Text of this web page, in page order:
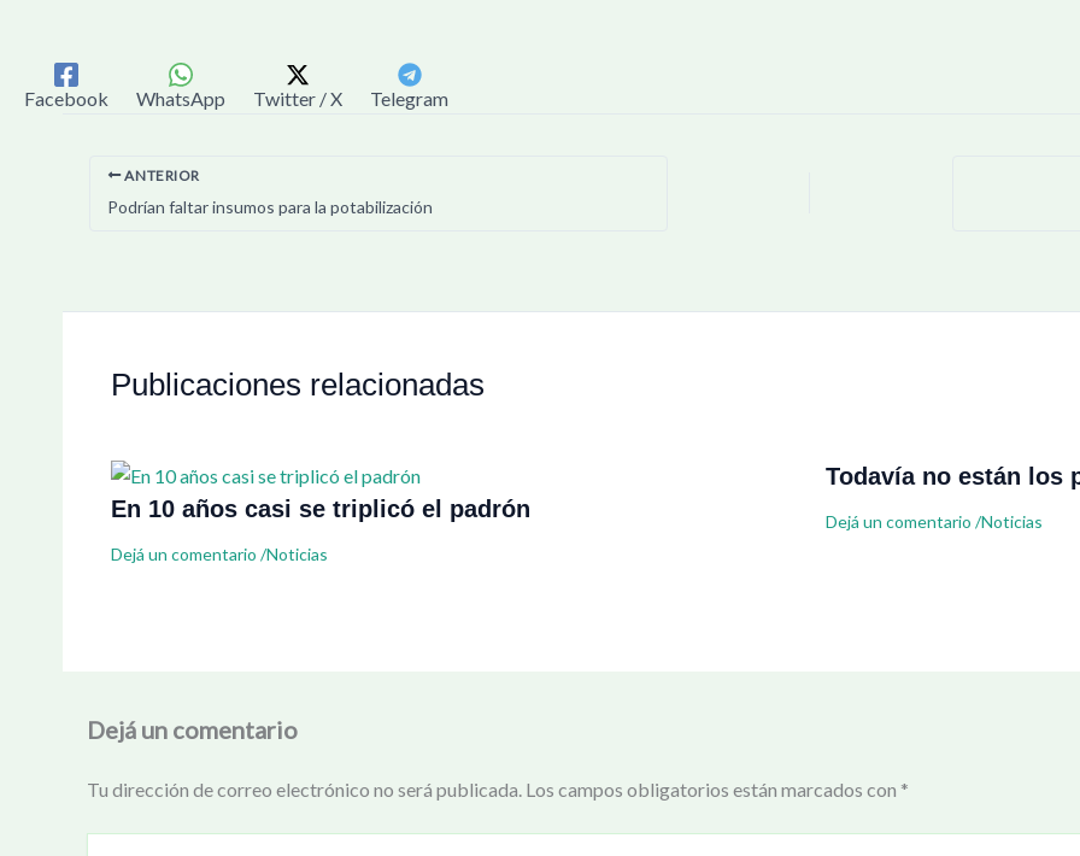
Facebook WhatsApp Twitter / X Telegram
ANTERIOR
Podrían faltar insumos para la potabilización
Publicaciones relacionadas
En 10 años casi se triplicó el padrón
Dejá un comentario /Noticias
Todavía no están los
Dejá un comentario /Noticias
Dejá un comentario
Tu dirección de correo electrónico no será publicada. Los campos obligatorios están marcados con *